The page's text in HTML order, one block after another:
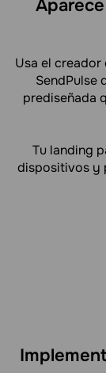
Usa el
SendPulse
prediseñada
Tu landing
dispositivos y